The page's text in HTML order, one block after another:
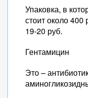
Упаковка, в
стоит около 400
19-20 руб.
Гентамицин
Это –